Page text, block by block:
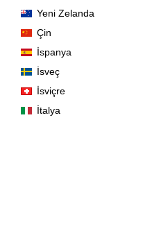
Yeni Zelanda
Çin
İspanya
İsveç
İsviçre
İtalya